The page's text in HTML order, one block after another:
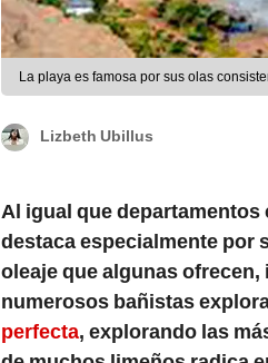
La playa es famosa por sus olas
Lizbeth Ubillus
Al igual que departamentos
destaca especialmente por
oleaje que algunas ofrecen,
numerosos bañistas
perfecta, explorando las